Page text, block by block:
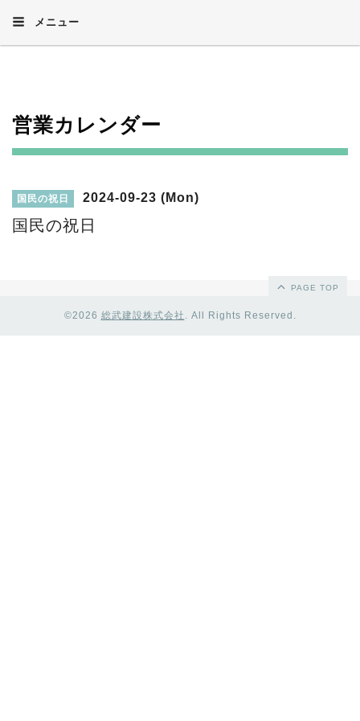
メニュー
営業カレンダー
国民の祝日 2024-09-23 (Mon)
国民の祝日
PAGE TOP
©2026 総武建設株式会社 . All Rights Reserved.